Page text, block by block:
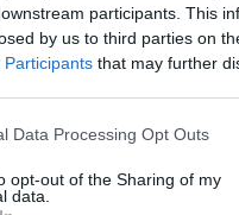
participants. This
by us to third parties on
Participants that may further
this website/app uses one
your visit or usage behaviour.
consent to Google and its
Data Processing Opt Outs
opt-out of the Sharing of my
data.
és kifogást
számára
A területi